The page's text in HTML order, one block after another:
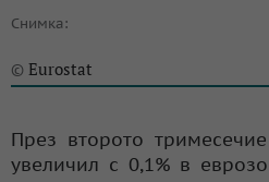
Снимка:
© Eurostat
През второто
увеличил с 0,1% в